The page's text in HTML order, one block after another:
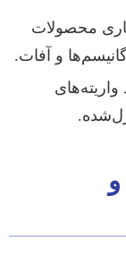
محصولات
و آفات.
واریته‌های